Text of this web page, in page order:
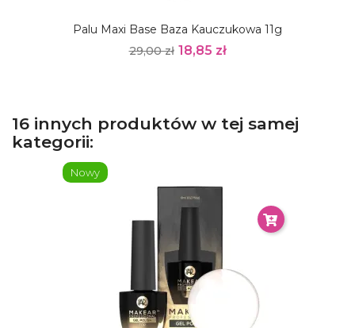
Palu Maxi Base Baza Kauczukowa 11g
29,00 zł 18,85 zł
16 innych produktów w tej samej
kategorii:
Nowy